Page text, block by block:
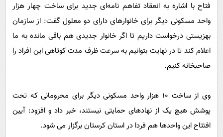
فتاح با اشاره به انعقاد تفاهم نامه‌ای جدید برای ساخت چهار هزار
واحد مسکونی دیگر برای خانوارهای دارای دو معلول گفت: از سازمان
بهزیستی درخواست داریم تا اگر خانوار جدیدی هم باقی مانده به ما
اعلام کند تا در نهایت بتوانیم به سرعت ظرف مدت کوتاهی این افراد را
صاحبخانه کنیم.
وی از ساخت ۱۰ هزار واحد مسکونی دیگر برای محرومانی که تحت
پوشش هیچ یک از نهادهای حمایتی نیستند، خبر داد و افزود: آیین
افتتاح این واحدها هم فردا در استان کرستان برگزار می شود.